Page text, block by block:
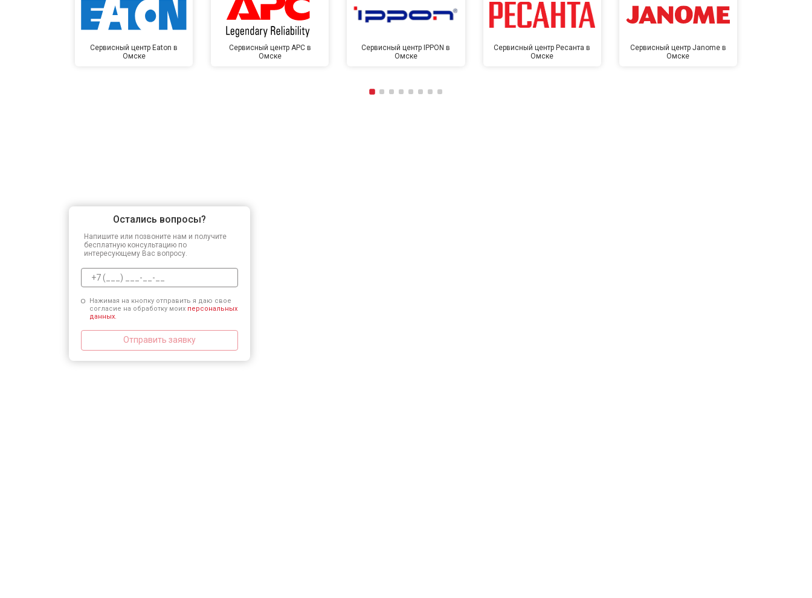
Сервисный центр Eaton в
Омске
Сервисный центр APC в
Омске
Сервисный центр IPPON в
Омске
Сервисный центр Ресанта в
Омске
Сервисный центр Janome в
Омске
Остались вопросы?
Напишите или позвоните нам и получите
бесплатную консультацию по
интересующему Вас вопросу.
Нажимая на кнопку отправить я даю свое
согласие на обработку моих персональных
данных.
Отправить заявку